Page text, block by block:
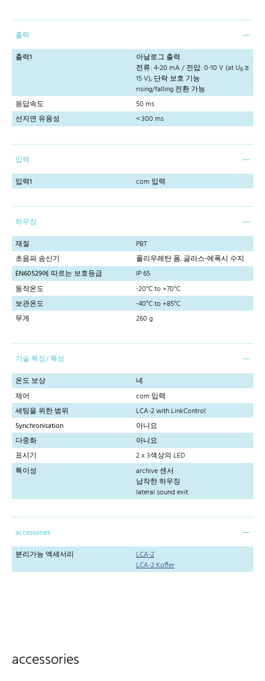
출력
출력1
아날로그 출력
전류: 4-20 mA / 전압: 0-10 V (at UB ≥
15 V), 단락 보호 기능
rising/falling 전환 가능
응답속도
50 ms
선지연 유용성
< 300 ms
입력
입력1
com 입력
하우징
재질
PBT
초음파 송신기
폴리우레탄 폼, 글라스-에폭시 수지
EN60529에 따르는 보호등급
IP 65
동작온도
-20°C to +70°C
보관온도
-40°C to +85°C
무게
260 g
기술 특징/ 특성
온도 보상
네
제어
com 입력
세팅을 위한 범위
LCA-2 with LinkControl
Synchronisation
아니요
다중화
아니요
표시기
2 x 3색상의 LED
특이성
archive 센서
납작한 하우징
lateral sound exit
accessories
분리가능 액세서리
LCA-2
LCA-2 Koffer
accessories